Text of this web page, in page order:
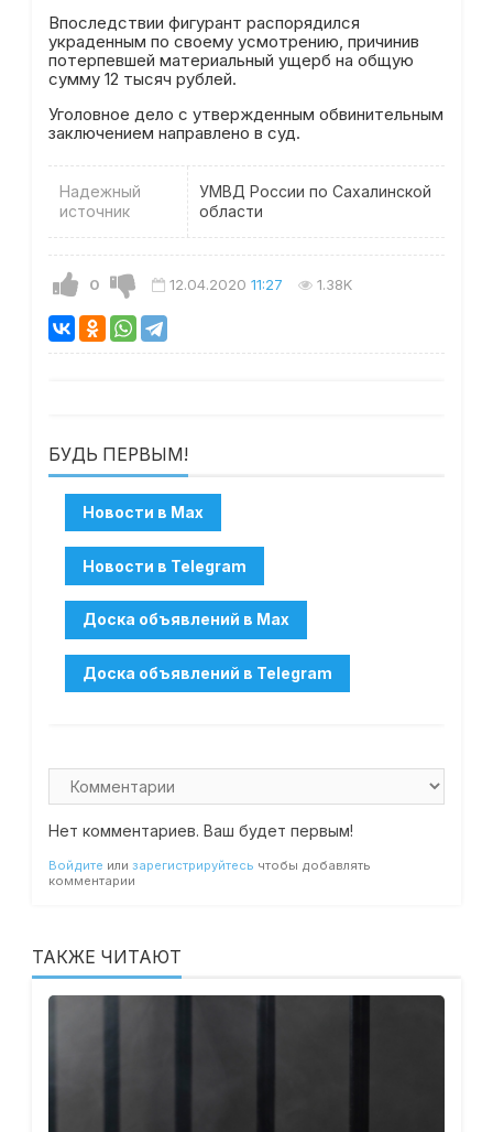
Впоследствии фигурант распорядился
украденным по своему усмотрению, причинив
потерпевшей материальный ущерб на общую
сумму 12 тысяч рублей.
Уголовное дело с утвержденным обвинительным
заключением направлено в суд.
Надежный
источник
УМВД России по Сахалинской
области
0 12.04.2020 11:27 1.38K
БУДЬ ПЕРВЫМ!
Нет комментариев. Ваш будет первым!
Войдите или зарегистрируйтесь чтобы добавлять
комментарии
ТАКЖЕ ЧИТАЮТ